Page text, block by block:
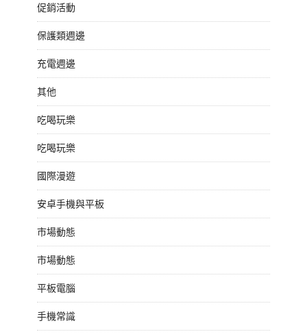
促銷活動
保護類週邊
充電週邊
其他
吃喝玩樂
吃喝玩樂
國際漫遊
安卓手機與平板
市場動態
市場動態
平板電腦
手機常識